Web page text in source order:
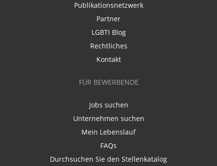
Publikationsnetzwerk
Partner
LGBTI Blog
Rechtliches
Kontakt
FÜR BEWERBENDE
Jobs suchen
Unternehmen suchen
Mein Lebenslauf
FAQs
Durchsuchen Sie den Stellenkatalog